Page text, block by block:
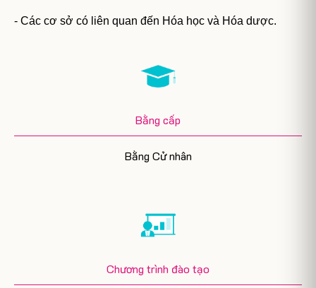
- Các cơ sở có liên quan đến Hóa học và Hóa dược.
Bằng cấp
Bằng Cử nhân
Chương trình đào tạo